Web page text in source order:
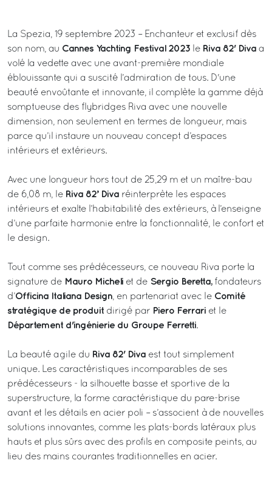
La Spezia, 19 septembre 2023 – Enchanteur et exclusif dès
son nom, au Cannes Yachting Festival 2023 le Riva 82' Diva a
volé la vedette avec une avant-première mondiale
éblouissante qui a suscité l’admiration de tous. D'une
beauté envoûtante et innovante, il complète la gamme déjà
somptueuse des flybridges Riva avec une nouvelle
dimension, non seulement en termes de longueur, mais
parce qu’il instaure un nouveau concept d’espaces
intérieurs et extérieurs.
Avec une longueur hors tout de 25,29 m et un maître-bau
de 6,08 m, le Riva 82’ Diva réinterprète les espaces
intérieurs et exalte l’habitabilité des extérieurs, à l’enseigne
d’une parfaite harmonie entre la fonctionnalité, le confort et
le design.
Tout comme ses prédécesseurs, ce nouveau Riva porte la
signature de Mauro Micheli et de Sergio Beretta,fondateurs
d’Officina Italiana Design , en partenariat avec le Comité
stratégique de produit dirigé par Piero Ferrari et le
Département d'ingénierie du Groupe Ferretti.
La beauté agile du Riva 82' Diva est tout simplement
unique. Les caractéristiques incomparables de ses
prédécesseurs - la silhouette basse et sportive de la
superstructure, la forme caractéristique du pare-brise
avant et les détails en acier poli – s’associent à de nouvelles
solutions innovantes, comme les plats-bords latéraux plus
hauts et plus sûrs avec des profils en composite peints, au
lieu des mains courantes traditionnelles en acier.